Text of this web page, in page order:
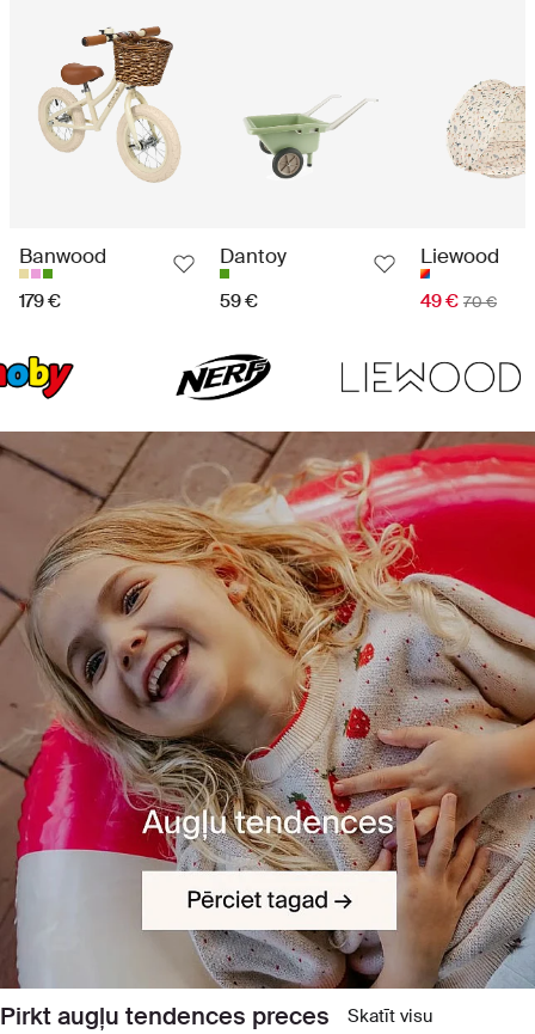
Banwood
179 €
Dantoy
59 €
Liewood
49 € 70 €
Pirkt augļu tendences preces Skatīt visu